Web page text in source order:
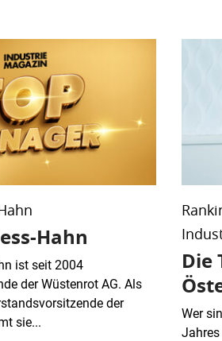
Hahn
ist seit 2004
der Wüstenrot AG. Als
der
sie...
Die
Wer